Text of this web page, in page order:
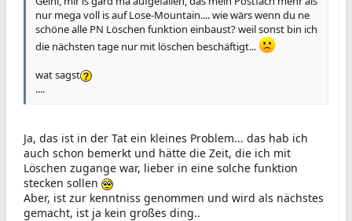
nur mega voll is auf Lose-Mountain.... wie wärs wenn du ne
schöne alle PN Löschen funktion einbaust? weil sonst bin ich
die nächsten tage nur mit löschen beschäftigt...
wat sagst
....
Ja, das ist in der Tat ein kleines Problem... das hab ich
auch schon bemerkt und hätte die Zeit, die ich mit
Löschen zugange war, lieber in eine solche funktion
stecken sollen
Aber, ist zur kenntniss genommen und wird als nächstes
gemacht, ist ja kein großes ding..